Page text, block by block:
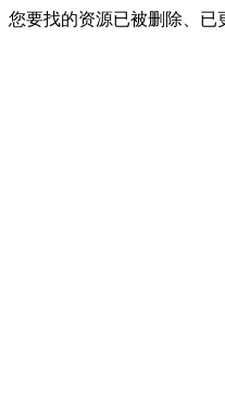
您要找的资源已被删除、已